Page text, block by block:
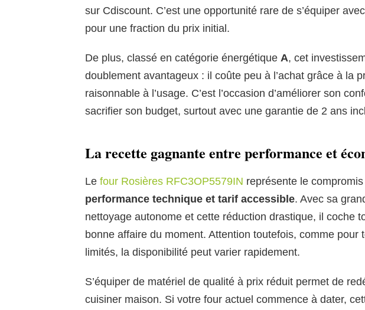
sur Cdiscount. C’est une opportunité rare de s’équiper
pour une fraction du prix initial.
De plus, classé en catégorie énergétique A, cet
doublement avantageux : il coûte peu à l’achat grâce à la
raisonnable à l’usage. C’est l’occasion d’améliorer son
sacrifier son budget, surtout avec une garantie de 2 ans
La recette gagnante entre performance et
Le four Rosières RFC3OP5579IN représente le
performance technique et tarif accessible. Avec sa
nettoyage autonome et cette réduction drastique, il coche
bonne affaire du moment. Attention toutefois, comme pour
limités, la disponibilité peut varier rapidement.
S’équiper de matériel de qualité à prix réduit permet de
cuisiner maison. Si votre four actuel commence à dater,